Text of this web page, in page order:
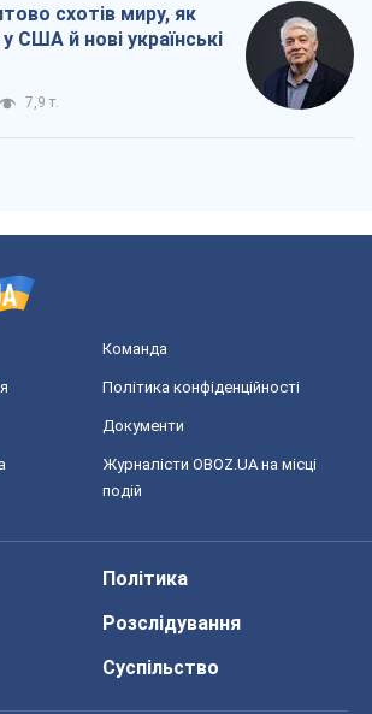
схотів миру, як
США й нові українські
7,9 т.
Команда
Політика конфіденційності
Документи
Журналісти OBOZ.UA на місці
подій
Політика
Розслідування
Суспільство